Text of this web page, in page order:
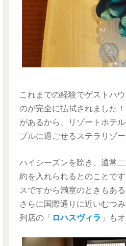
これまでの経験でゲストハ
のが完全に払拭されました
があるから、リゾートホテ
ブルに過ごせるステラリゾー
ハイシーズンを除き、通常
約を入れられるとのことで
スですから満室のときもあ
さらに国際通りに近いむつ
列店の「 ロハスヴィラ 」も